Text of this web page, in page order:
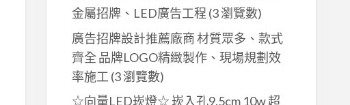
金屬招牌、LED廣告工程 (3 瀏覽數)
廣告招牌設計推薦廠商 材質眾多、款式
齊全 品牌LOGO精緻製作、現場規劃效
率施工 (3 瀏覽數)
☆向量LED崁燈☆ 崁入孔9.5cm 10w 超